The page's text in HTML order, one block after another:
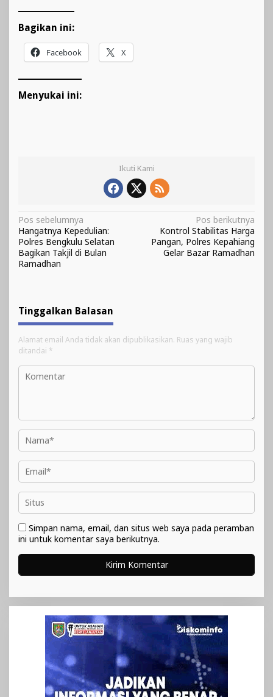
Bagikan ini:
Facebook X
Menyukai ini:
Ikuti Kami
Navigasi
pos
Pos sebelumnya
Hangatnya Kepedulian:
Polres Bengkulu Selatan
Bagikan Takjil di Bulan
Ramadhan
Pos berikutnya
Kontrol Stabilitas Harga
Pangan, Polres Kepahiang
Gelar Bazar Ramadhan
Tinggalkan Balasan
Alamat email Anda tidak akan dipublikasikan. Ruas yang wajib
ditandai *
Simpan nama, email, dan situs web saya pada peramban
ini untuk komentar saya berikutnya.